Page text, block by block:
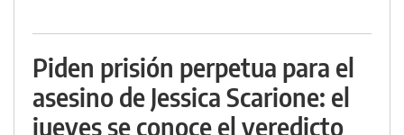
Piden prisión perpetua para el
asesino de Jessica Scarione: el
jueves se conoce el veredicto